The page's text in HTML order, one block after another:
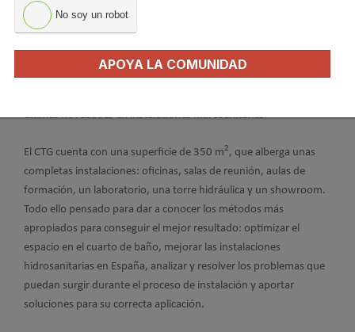
demostrar los avances desarrollados en el campo de las
instalaciones hidráulicas en edificación
A lo largo del año 2010, elCTG ha cumplido con su cometidoy se
últimas novedades en instalaciones hidrosanitarias.
El CTG cuenta con una superficie de 350 m2, que alberga unas
completas instalaciones: oficinas, salas de reunión, aulas de
formación, un laboratorio, una torre hidráulica y un showroom.
Todo ello pensado para dar a conocer los métodos más
apropiados para conseguir el mejor resultado: optimizar el
espacio en el cuarto de baño, mejorar las instalaciones
hidrosanitarias en España, analizar y resolver los problemas que
puedan surgir durante el proceso de instalación y aportar
soluciones para su correcta aplicación.
No soy un robot
APOYA LA COMUNIDAD